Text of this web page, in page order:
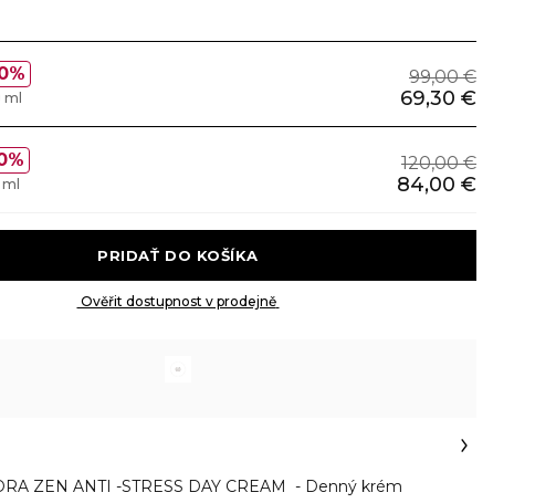
99,00 €
69,30 €
ml
120,00 €
84,00 €
Ověřit dostupnost v prodejně
ZEN ANTI -STRESS DAY CREAM - Denný krém